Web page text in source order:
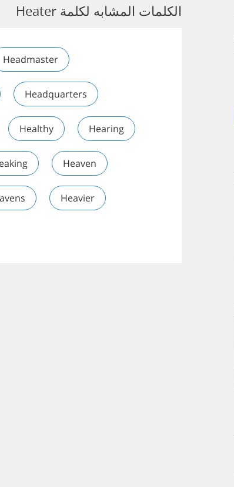
الكلمات المشابه لكلمة Heater
Headmaster
Headquarters
Healthy Hearing
Heaven
Heavier